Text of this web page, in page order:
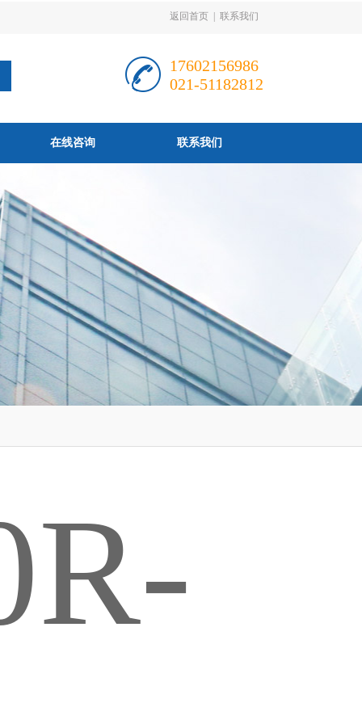
返回首页 联系我们
17602156986
021-51182812
在线咨询 联系我们